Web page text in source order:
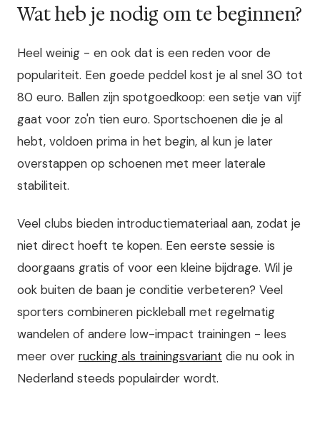
Wat heb je nodig om te beginnen?
Heel weinig - en ook dat is een reden voor de
populariteit. Een goede peddel kost je al snel 30 tot
80 euro. Ballen zijn spotgoedkoop: een setje van vijf
gaat voor zo'n tien euro. Sportschoenen die je al
hebt, voldoen prima in het begin, al kun je later
overstappen op schoenen met meer laterale
stabiliteit.
Veel clubs bieden introductiemateriaal aan, zodat je
niet direct hoeft te kopen. Een eerste sessie is
doorgaans gratis of voor een kleine bijdrage. Wil je
ook buiten de baan je conditie verbeteren? Veel
sporters combineren pickleball met regelmatig
wandelen of andere low-impact trainingen - lees
meer over rucking als trainingsvariant die nu ook in
Nederland steeds populairder wordt.